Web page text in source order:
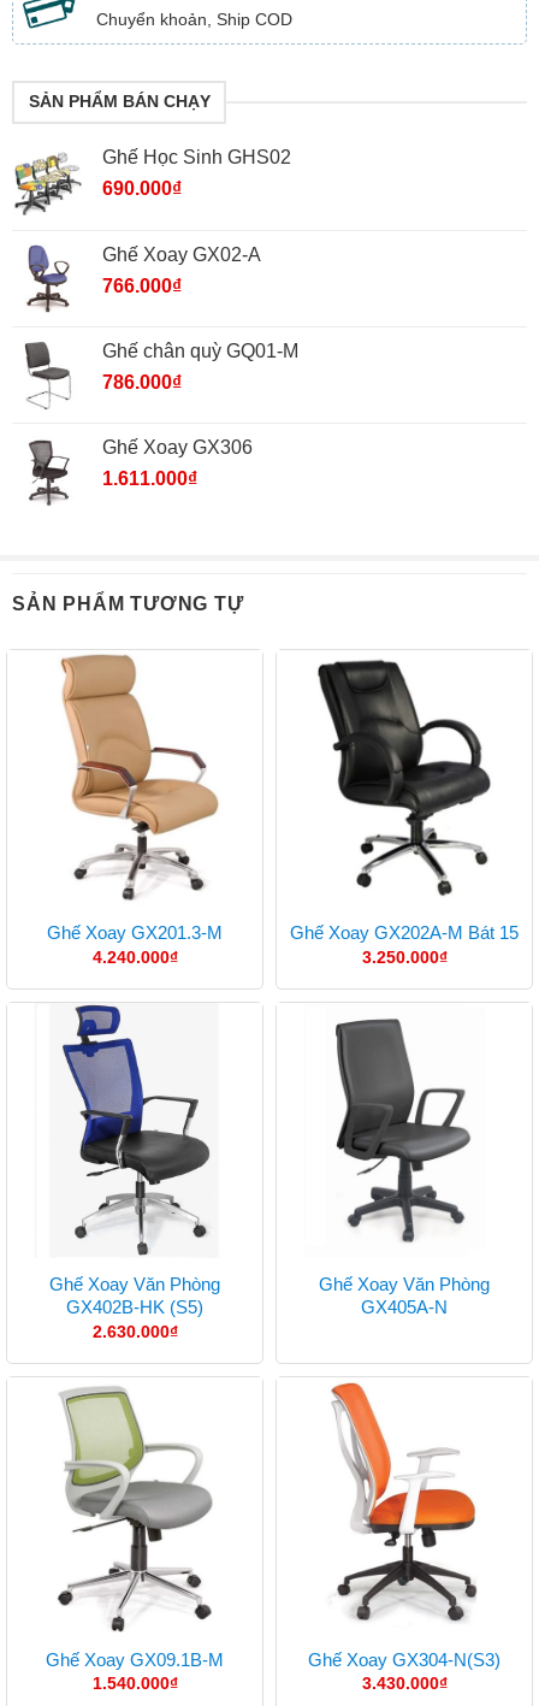
Chuyển khoản, Ship COD
SẢN PHẨM BÁN CHẠY
Ghế Học Sinh GHS02
690.000₫
Ghế Xoay GX02-A
766.000₫
Ghế chân quỳ GQ01-M
786.000₫
Ghế Xoay GX306
1.611.000₫
SẢN PHẨM TƯƠNG TỰ
Ghế Xoay GX201.3-M
4.240.000₫
Ghế Xoay GX202A-M Bát 15
3.250.000₫
Ghế Xoay Văn Phòng
GX402B-HK (S5)
2.630.000₫
Ghế Xoay Văn Phòng
GX405A-N
Ghế Xoay GX09.1B-M
1.540.000₫
Ghế Xoay GX304-N(S3)
3.430.000₫